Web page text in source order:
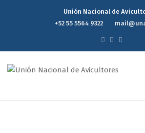
Unión Nacional de
+52 55 5564 9322